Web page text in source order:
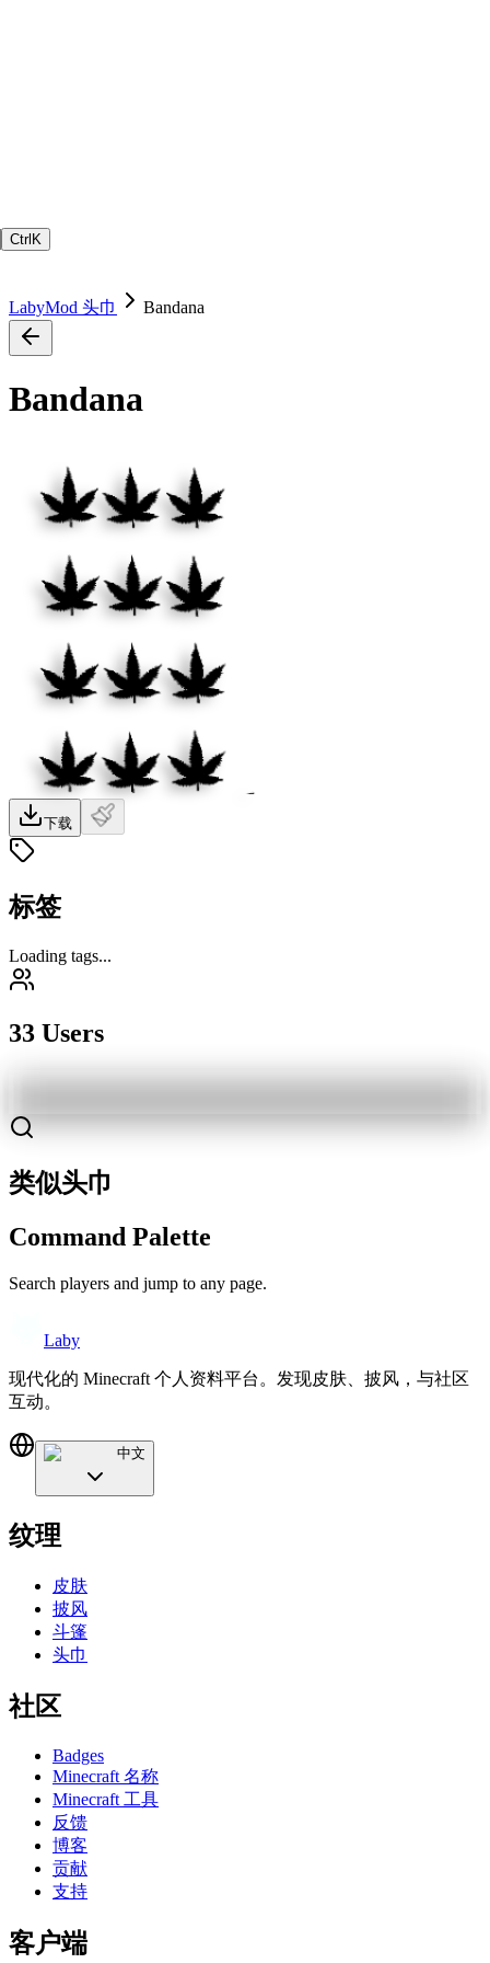
Ctrl K
LabyMod 头巾 Bandana
Bandana
下载
标签
Loading tags...
33 Users
类似头巾
Command Palette
Search players and jump to any page.
Laby
现代化的 Minecraft 个人资料平台。发现皮肤、披风，与社区
互动。
中文
纹理
皮肤
披风
斗篷
头巾
社区
Badges
Minecraft 名称
Minecraft 工具
反馈
博客
贡献
支持
客户端